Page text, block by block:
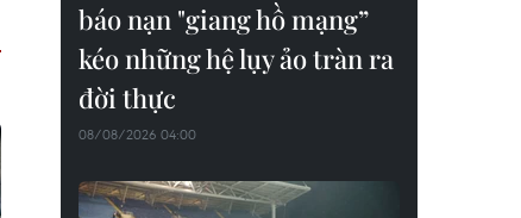
báo nạn "giang hồ mạng”
kéo những hệ lụy ảo tràn ra
đời thực
08/08/2026 04:00